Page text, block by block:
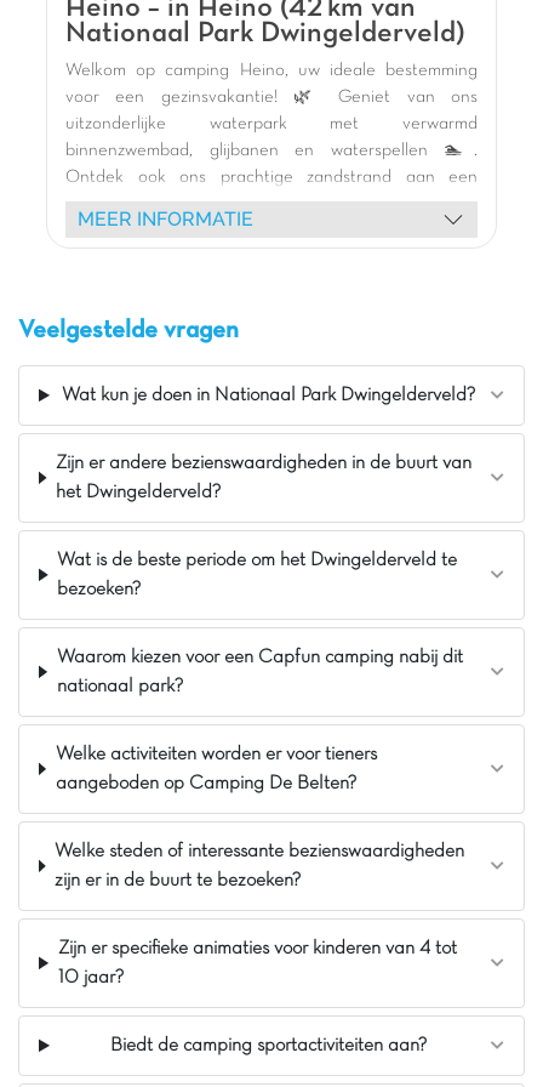
dit vakantiepark!
In de Friese Wouden
Indoor speeltuin inbegrepen
Multisportterrein
Heino – in Heino (42 km van
Nationaal Park Dwingelderveld)
Welkom op camping Heino, uw ideale bestemming
voor een gezinsvakantie! 🌿 Geniet van ons
uitzonderlijke waterpark met verwarmd
binnenzwembad, glijbanen en waterspellen 🏊.
Ontdek ook ons prachtige zandstrand aan een
natuurlijke zwemvijver, perfect om af te koelen en
plezier te hebben 🏖️. Kinderen zullen dol zijn op onze
lodgetenten met terras wachten op u voor een
ontspannen nachtrust 🏡. Het animatieteam biedt
diverse activiteiten: mascotte shows, creatieve
geniet van de jeu-de-boulesbaan en het volleybalveld.
Een onvergetelijke vakantie wacht op u in Heino!
Bij Capfun Heino kun je je uren vermaken bij
springkussen! Is het weer wat minder? Dan zijn
de overdekte speeltuin en het binnenzwembad
met peuterbad ideaal! In de omgeving vind je het
centrum van Zwolle
Pluspunten
Overkapte speeltuin
Recreatieplas met zandstrand
Overdekt zwem- en peuterbad inbegrepen
MEER INFORMATIE
Veelgestelde vragen
Wat kun je doen in Nationaal Park Dwingelderveld?
Zijn er andere bezienswaardigheden in de buurt van
het Dwingelderveld?
Wat is de beste periode om het Dwingelderveld te
bezoeken?
Waarom kiezen voor een Capfun camping nabij dit
nationaal park?
Welke activiteiten worden er voor tieners
aangeboden op Camping De Belten?
Welke steden of interessante bezienswaardigheden
zijn er in de buurt te bezoeken?
Zijn er specifieke animaties voor kinderen van 4 tot
10 jaar?
Biedt de camping sportactiviteiten aan?